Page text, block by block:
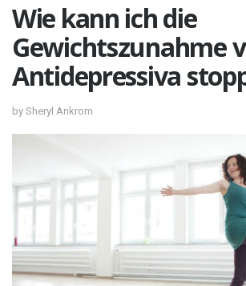
Wie kann ich die
Gewichtszunahme
Antidepressiva
by Sheryl Ankrom